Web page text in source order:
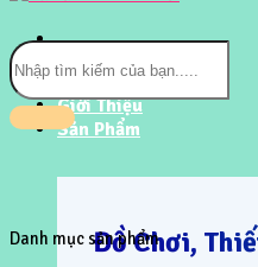
Trang chủ
Giới Thiệu
Sản Phẩm
Đồ Chơi,
Tìm
kiếm:
Danh mục sản phẩm